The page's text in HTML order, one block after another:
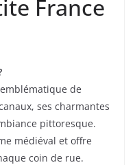
France
de
ses charmantes
pittoresque.
médiéval et offre
coin de rue.